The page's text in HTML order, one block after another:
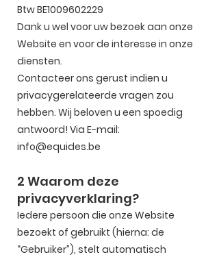
Btw BE1009602229
Dank u wel voor uw bezoek aan onze
Website en voor de interesse in onze
diensten.
Contacteer ons gerust indien u
privacygerelateerde vragen zou
hebben. Wij beloven u een spoedig
antwoord! Via E-mail:
info@equides.be
2 Waarom deze
privacyverklaring?
Iedere persoon die onze Website
bezoekt of gebruikt (hierna: de
“Gebruiker”), stelt automatisch